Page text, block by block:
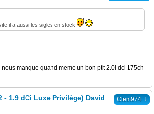
il a aussi les sigles en stock
manque quand meme un bon ptit 2.0l dci 175ch
Clem974 ↓
- 1.9 dCi Luxe Privilège) David